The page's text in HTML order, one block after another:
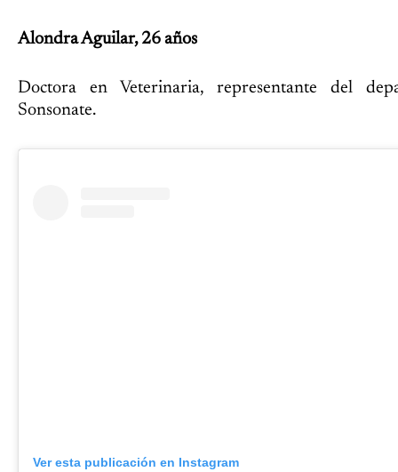
Alondra Aguilar, 26 años
Doctora en Veterinaria, representante del
Sonsonate.
Ver esta publicación en Instagram